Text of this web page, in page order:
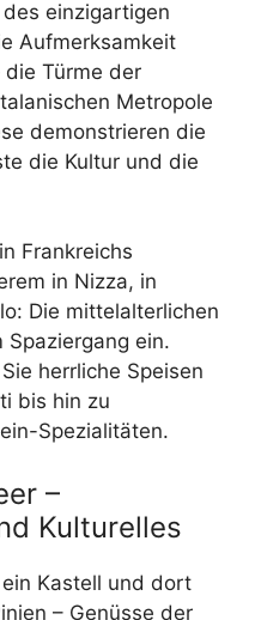
einzigartigen
Aufmerksamkeit
die Türme der
Metropole
demonstrieren die
die Kultur und die
Frankreichs
in Nizza, in
Die mittelalterlichen
Spaziergang ein.
herrliche Speisen
bis hin zu
Spezialitäten.
–
Kulturelles
Kastell und dort
– Genüsse der